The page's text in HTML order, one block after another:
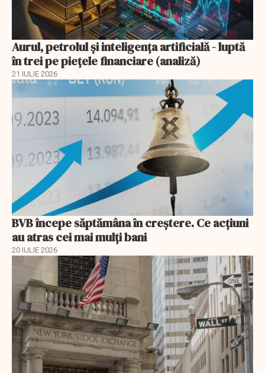
Aurul, petrolul şi inteligenţa artificială - luptă
în trei pe piețele financiare (analiză)
21 IULIE 2026
BVB începe săptămâna în creștere. Ce acțiuni
au atras cei mai mulți bani
20 IULIE 2026